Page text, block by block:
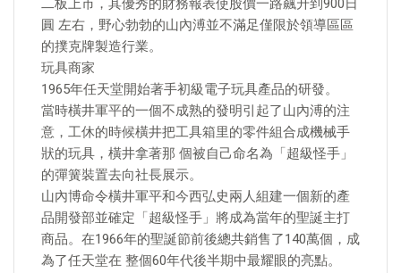
二板上市，其優秀的財務報表使股價一路飆升到900日
圓 左右，野心勃勃的山內溥並不滿足僅限於領導區區
的撲克牌製造行業。
玩具商家
1965年任天堂開始著手初級電子玩具產品的研發。
當時橫井軍平的一個不成熟的發明引起了山內溥的注
意，工休的時候橫井把工具箱里的零件組合成機械手
狀的玩具，橫井拿著那 個被自己命名為「超級怪手」
的彈簧裝置去向社長展示。
山內博命令橫井軍平和今西弘史兩人組建一個新的產
品開發部並確定「超級怪手」將成為當年的聖誕主打
商品。在1966年的聖誕節前後總共銷售了140萬個，成
為了任天堂在 整個60年代後半期中最耀眼的亮點。